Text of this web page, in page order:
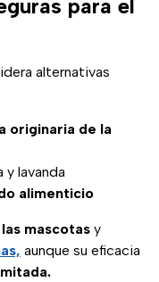
para el
alternativas
originaria de la
lavanda
alimenticio
mascotas y
aunque su eficacia